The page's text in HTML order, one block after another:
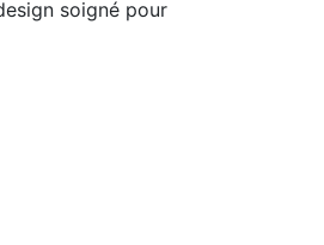
soigné pour